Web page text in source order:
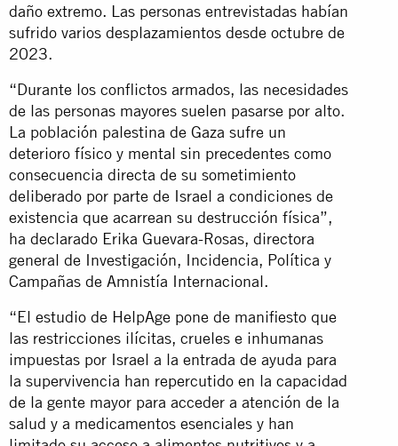
daño extremo. Las personas entrevistadas habían
sufrido varios desplazamientos desde octubre de
2023.
“Durante los conflictos armados, las necesidades
de las personas mayores suelen pasarse por alto.
La población palestina de Gaza sufre un
deterioro físico y mental sin precedentes como
consecuencia directa de su sometimiento
deliberado por parte de Israel a condiciones de
existencia que acarrean su destrucción física”,
ha declarado Erika Guevara-Rosas, directora
general de Investigación, Incidencia, Política y
Campañas de Amnistía Internacional.
“El estudio de HelpAge pone de manifiesto que
las restricciones ilícitas, crueles e inhumanas
impuestas por Israel a la entrada de ayuda para
la supervivencia han repercutido en la capacidad
de la gente mayor para acceder a atención de la
salud y a medicamentos esenciales y han